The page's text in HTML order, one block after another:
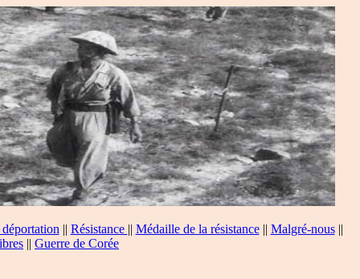
|| Résistance || Médaille de la résistance|| Malgré-nous||
|| Guerre de Corée